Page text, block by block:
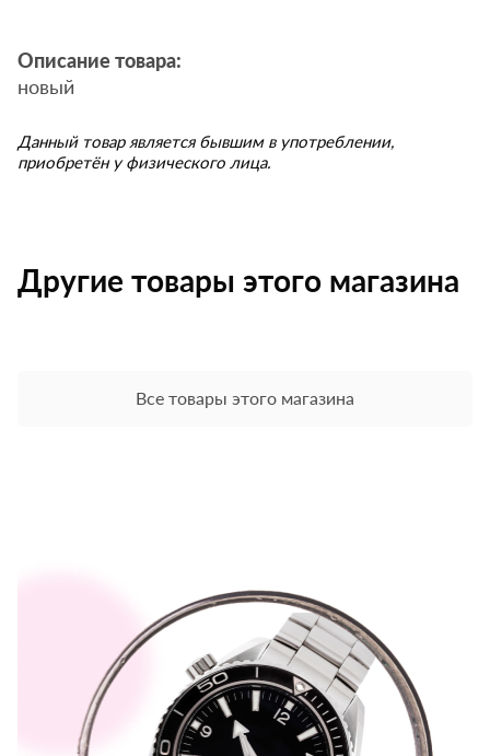
Описание товара:
новый
Данный товар является бывшим в употреблении,
приобретён у физического лица.
Другие товары этого магазина
Все товары этого магазина